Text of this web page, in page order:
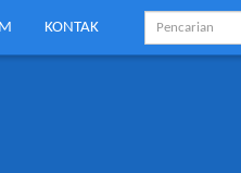
KONTAK